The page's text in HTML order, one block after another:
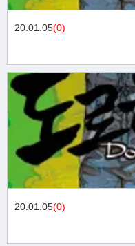
20.01.05(0)
20.01.05(0)